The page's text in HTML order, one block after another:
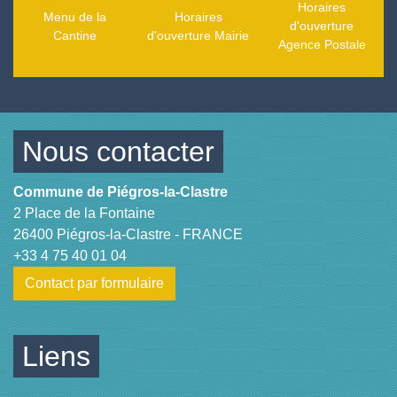
Menu de la
Cantine
Horaires
d'ouverture Mairie
Horaires
d'ouverture
Agence Postale
Nous contacter
Commune de Piégros-la-Clastre
2 Place de la Fontaine
26400 Piégros-la-Clastre - FRANCE
+33 4 75 40 01 04
Contact par formulaire
Liens